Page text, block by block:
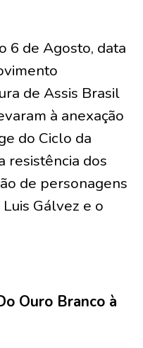
6 de Agosto, data
de Assis Brasil
à anexação
do Ciclo da
resistência dos
de personagens
Gálvez e o
Ouro Branco à